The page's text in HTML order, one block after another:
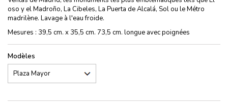
oso y el Madroño, La Cibeles, La Puerta de Alcalá, Sol ou le Métro
madrilène. Lavage à l'eau froide.
Mesures : 39,5 cm. x 35,5 cm. 73,5 cm. longue avec poignées
Modèles